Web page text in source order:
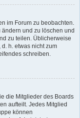
im Forum zu beobachten.
und zu löschen und
zu teilen. Üblicherweise
h. etwas nicht zum
schreiben.
die Mitglieder des Boards
aufteilt. Jedes Mitglied
können